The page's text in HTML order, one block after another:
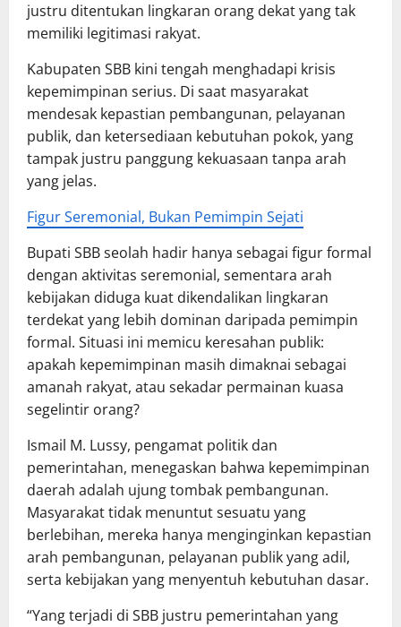
justru ditentukan lingkaran orang dekat yang tak
memiliki legitimasi rakyat.
Kabupaten SBB kini tengah menghadapi krisis
kepemimpinan serius. Di saat masyarakat
mendesak kepastian pembangunan, pelayanan
publik, dan ketersediaan kebutuhan pokok, yang
tampak justru panggung kekuasaan tanpa arah
yang jelas.
Figur Seremonial, Bukan Pemimpin Sejati
Bupati SBB seolah hadir hanya sebagai figur formal
dengan aktivitas seremonial, sementara arah
kebijakan diduga kuat dikendalikan lingkaran
terdekat yang lebih dominan daripada pemimpin
formal. Situasi ini memicu keresahan publik:
apakah kepemimpinan masih dimaknai sebagai
amanah rakyat, atau sekadar permainan kuasa
segelintir orang?
Ismail M. Lussy, pengamat politik dan
pemerintahan, menegaskan bahwa kepemimpinan
daerah adalah ujung tombak pembangunan.
Masyarakat tidak menuntut sesuatu yang
berlebihan, mereka hanya menginginkan kepastian
arah pembangunan, pelayanan publik yang adil,
serta kebijakan yang menyentuh kebutuhan dasar.
“Yang terjadi di SBB justru pemerintahan yang